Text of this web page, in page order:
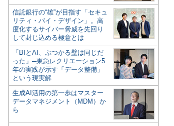
信託銀行の“雄”が目指す「セキュ
リティ・バイ・デザイン」。高
度化するサイバー脅威を先回り
して封じ込める極意とは
「BIとAI、ぶつかる壁は同じだ
った」─東急レクリエーション5
年の実践が示す「データ整備」
という現実解
生成AI活用の第一歩はマスター
データマネジメント（MDM）か
ら